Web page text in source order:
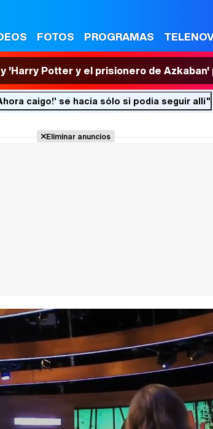
FOTOS PROGRAMAS
'Harry Potter y el prisionero de
caigo!' se hacía sólo si podía seguir allí"
Eliminar anuncios